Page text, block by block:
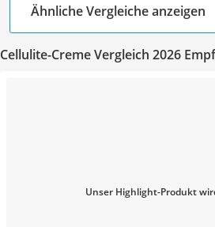
Ähnliche Vergleiche anzeigen
Cellulite-Creme Vergleich 2026
Unser Highlight-Produkt